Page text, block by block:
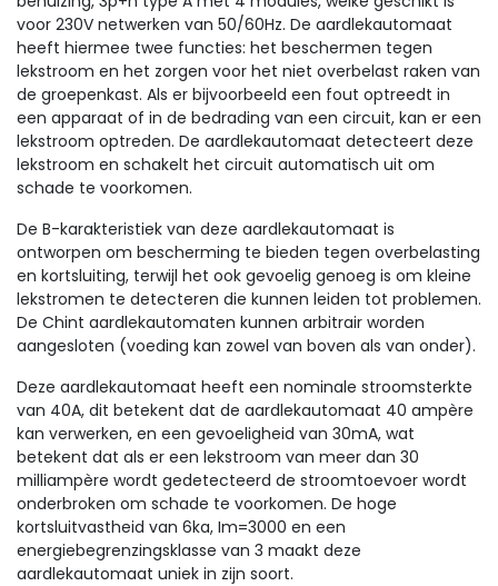
voor 230V netwerken van 50/60Hz. De aardlekautomaat
heeft hiermee twee functies: het beschermen tegen
lekstroom en het zorgen voor het niet overbelast raken van
de groepenkast. Als er bijvoorbeeld een fout optreedt in
een apparaat of in de bedrading van een circuit, kan er een
lekstroom optreden. De aardlekautomaat detecteert deze
lekstroom en schakelt het circuit automatisch uit om
schade te voorkomen.
De B-karakteristiek van deze aardlekautomaat is
ontworpen om bescherming te bieden tegen overbelasting
en kortsluiting, terwijl het ook gevoelig genoeg is om kleine
lekstromen te detecteren die kunnen leiden tot problemen.
De Chint aardlekautomaten kunnen arbitrair worden
aangesloten (voeding kan zowel van boven als van onder).
Deze aardlekautomaat heeft een nominale stroomsterkte
van 40A, dit betekent dat de aardlekautomaat 40 ampère
kan verwerken, en een gevoeligheid van 30mA, wat
betekent dat als er een lekstroom van meer dan 30
milliampère wordt gedetecteerd de stroomtoevoer wordt
onderbroken om schade te voorkomen. De hoge
kortsluitvastheid van 6ka, Im=3000 en een
energiebegrenzingsklasse van 3 maakt deze
aardlekautomaat uniek in zijn soort.